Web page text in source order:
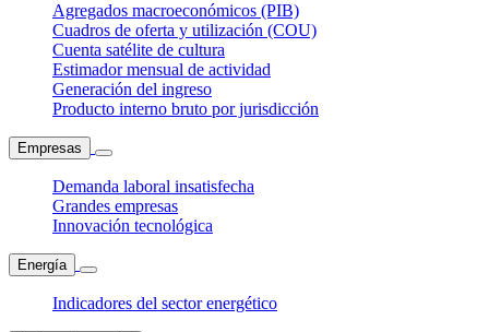
Agregados macroeconómicos (PIB)
Cuadros de oferta y utilización (COU)
Cuenta satélite de cultura
Estimador mensual de actividad
Generación del ingreso
Producto interno bruto por jurisdicción
Empresas
Demanda laboral insatisfecha
Grandes empresas
Innovación tecnológica
Energía
Indicadores del sector energético